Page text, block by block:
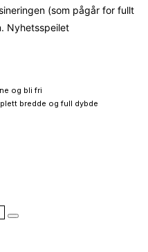
(som pågår for fullt
Nyhetsspeilet
og bli fri
bredde og full dybde